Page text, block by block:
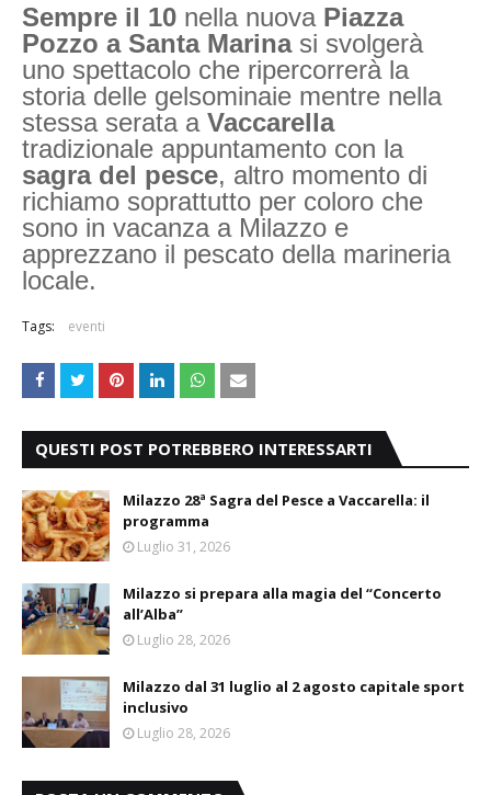
Sempre il 10 nella nuova Piazza
Pozzo a Santa Marinasi svolgerà
uno spettacolo che ripercorrerà la
storia delle gelsominaie mentre nella
stessa serata a Vaccarella
tradizionale appuntamento con la
sagra del pesce, altro momento di
richiamo soprattutto per coloro che
sono in vacanza a Milazzo e
apprezzano il pescato della marineria
locale.
Tags: eventi
QUESTI POST POTREBBERO INTERESSARTI
Milazzo 28ª Sagra del Pesce a Vaccarella: il
programma
Luglio 31, 2026
Milazzo si prepara alla magia del “Concerto
all’Alba”
Luglio 28, 2026
Milazzo dal 31 luglio al 2 agosto capitale sport
inclusivo
Luglio 28, 2026